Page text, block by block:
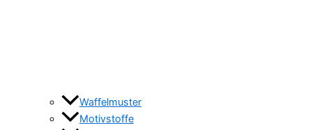
Waffelmuster
Motivstoffe